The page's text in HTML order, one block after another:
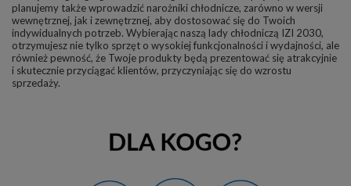
planujemy także wprowadzić narożniki chłodnicze, zarówno w wersji
wewnętrznej, jak i zewnętrznej, aby dostosować się do Twoich
indywidualnych potrzeb. Wybierając naszą lady chłodniczą IZI 2030,
otrzymujesz nie tylko sprzęt o wysokiej funkcjonalności i wydajności, ale
również pewność, że Twoje produkty będą prezentować się atrakcyjnie
i skutecznie przyciągać klientów, przyczyniając się do wzrostu
sprzedaży.